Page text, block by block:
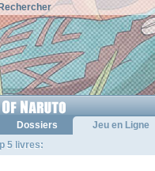
Rechercher
Dossiers
Jeu en Ligne
5 livres: